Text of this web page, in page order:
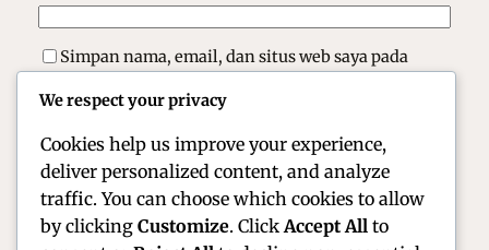
Simpan nama, email, dan situs web saya pada
We respect your privacy
Cookies help us improve your experience,
deliver personalized content, and analyze
traffic. You can choose which cookies to allow
by clicking Customize. Click Accept All to